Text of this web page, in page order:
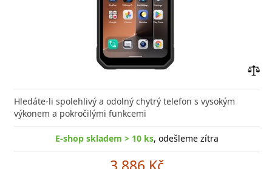
Hledáte-li spolehlivý a odolný chytrý telefon s vysokým
výkonem a pokročilými funkcemi
E-shop skladem > 10 ks, odešleme zítra
3 886 Kč